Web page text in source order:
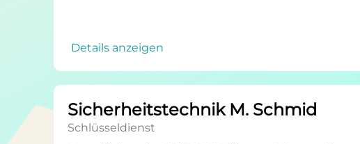
Details anzeigen
Sicherheitstechnik M. Schmid
Schlüsseldienst